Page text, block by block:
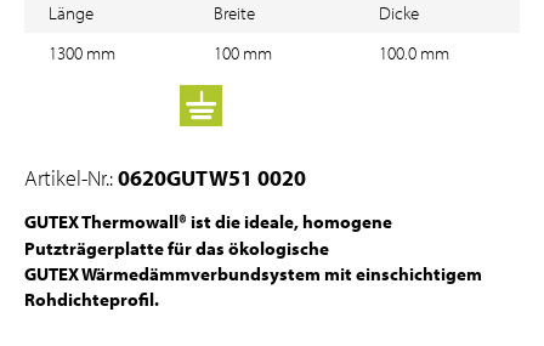
Länge Breite
Dicke
1300 mm
100 mm 100.0 mm
Artikel-Nr.:0620GUTW51 0020
GUTEX Thermowall® ist die ideale, homogene
Putzträgerplatte für das ökologische
GUTEX Wärmedämmverbundsystem mit einschichtigem
Rohdichteprofil.